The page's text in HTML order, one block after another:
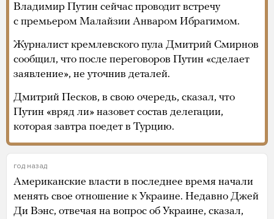
Владимир Путин сейчас проводит встречу
с премьером Малайзии Анваром Ибрагимом.
Журналист кремлевского пула Дмитрий Смирнов
сообщил, что после переговоров Путин «сделает
заявление», не уточнив деталей.
Дмитрий Песков, в свою очередь, сказал, что
Путин «вряд ли» назовет состав делегации,
которая завтра поедет в Турцию.
год назад
Американские власти в последнее время начали
менять свое отношение к Украине. Недавно Джей
Ди Вэнс, отвечая на вопрос об Украине, сказал,